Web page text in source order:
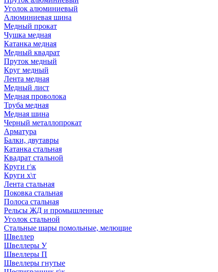
Уголок алюминиевый
Алюминиевая шина
Медный прокат
Чушка медная
Катанка медная
Медный квадрат
Пруток медный
Круг медный
Лента медная
Медный лист
Медная проволока
Труба медная
Медная шина
Черный металлопрокат
Арматура
Балки, двутавры
Катанка стальная
Квадрат стальной
Круги г\к
Круги х\т
Лента стальная
Поковка стальная
Полоса стальная
Рельсы ЖД и промышленные
Уголок стальной
Стальные шары помольные, мелющие
Швеллер
Швеллеры У
Швеллеры П
Швеллеры гнутые